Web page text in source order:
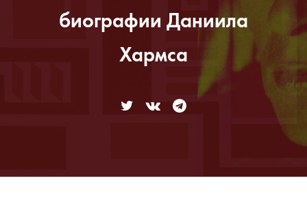
биографии Даниила
Хармса